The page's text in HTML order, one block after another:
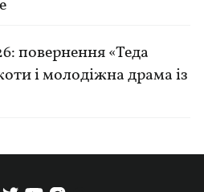
повернення «Теда
і молодіжна драма із